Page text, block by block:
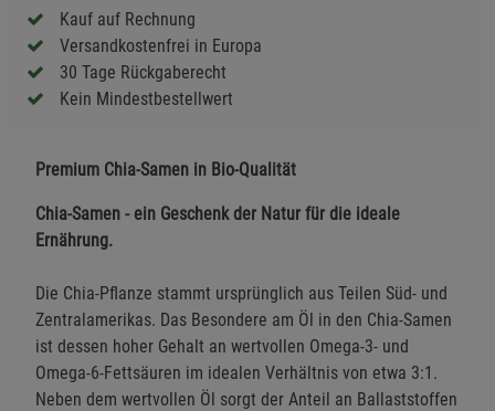
Kauf auf Rechnung
Versandkostenfrei in Europa
30 Tage Rückgaberecht
Kein Mindestbestellwert
Premium Chia-Samen in Bio-Qualität
Chia-Samen - ein Geschenk der Natur für die ideale
Ernährung.
Die Chia-Pflanze stammt ursprünglich aus Teilen Süd- und
Zentralamerikas. Das Besondere am Öl in den Chia-Samen
ist dessen hoher Gehalt an wertvollen Omega-3- und
Omega-6-Fettsäuren im idealen Verhältnis von etwa 3:1.
Neben dem wertvollen Öl sorgt der Anteil an Ballaststoffen